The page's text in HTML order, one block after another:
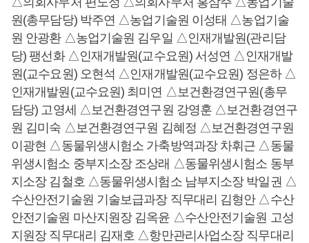
원(총무담당) 박주연 △농업기술원 이성태 △농업기술
원 안광환 △농업기술원 김우일 △인재개발원(관리담
당) 팽선화 △인재개발원(교수요원) 서성연 △인재개발
원(교수요원) 오현석 △인재개발원(교수요원) 정은하 △
인재개발원(교수요원) 최미연 △보건환경연구원(총무
담당) 고영세 △보건환경연구원 강영훈 △보건환경연구
원 김미숙 △보건환경연구원 김혜정 △보건환경연구원
이광현 △동물위생시험소 가축방역과장 차휘근 △동물
위생시험소 중부지소장 조상래 △동물위생시험소 동부
지소장 김철호 △동물위생시험소 남부지소장 박일권 △
수산안전기술원 기술보급과장 직무대리 김형안 △수산
안전기술원 마산지원장 김옥윤 △수산안전기술원 고성
지원장 직무대리 김재호 △항만관리사업소장 직무대리